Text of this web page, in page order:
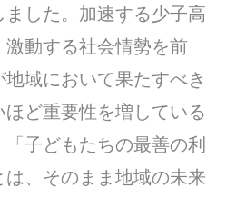
した。加速する少子高
動する社会情勢を前
域において果たすべき
ど重要性を増している
子どもたちの最善の利
、そのまま地域の未来